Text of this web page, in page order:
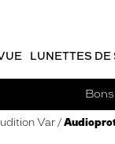
LUNETTES DE
Var